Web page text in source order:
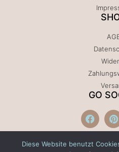
GO
Diese Website benutzt